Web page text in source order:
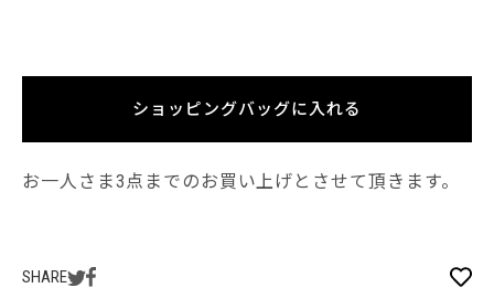
ショッピングバッグに入れる
お一人さま3点までのお買い上げとさせて頂きます。
SHARE